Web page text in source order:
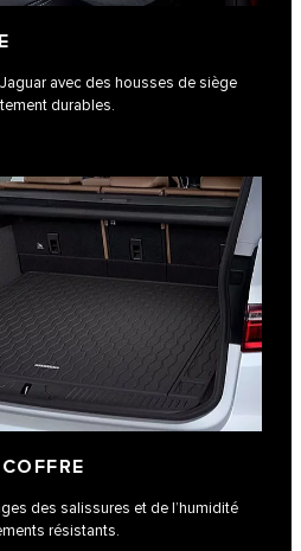
avec des housses de siège
durables.
des salissures et de l’humidité
résistants.